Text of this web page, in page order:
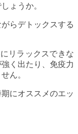
ょうか。
らデトックスする
リラックスできな
く出たり、免疫力
ん。
にオススメのエッ